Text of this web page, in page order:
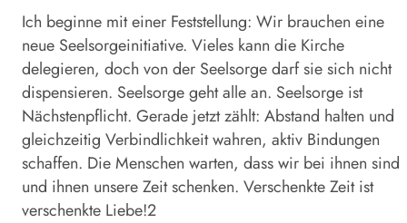
Ich beginne mit einer Feststellung: Wir brauchen eine
neue Seelsorgeinitiative. Vieles kann die Kirche
delegieren, doch von der Seelsorge darf sie sich nicht
dispensieren. Seelsorge geht alle an. Seelsorge ist
Nächstenpflicht. Gerade jetzt zählt: Abstand halten und
gleichzeitig Verbindlichkeit wahren, aktiv Bindungen
schaffen. Die Menschen warten, dass wir bei ihnen sind
und ihnen unsere Zeit schenken. Verschenkte Zeit ist
verschenkte Liebe!2